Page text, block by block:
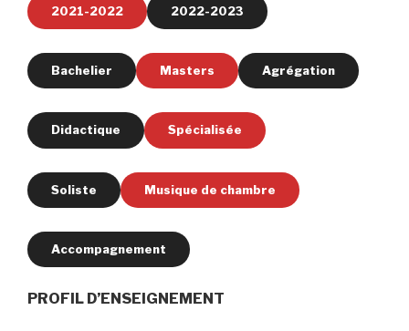
2021-2022 2022-2023
Bachelier Masters Agrégation
Didactique Spécialisée
Soliste Musique de chambre
Accompagnement
PROFIL D’ENSEIGNEMENT